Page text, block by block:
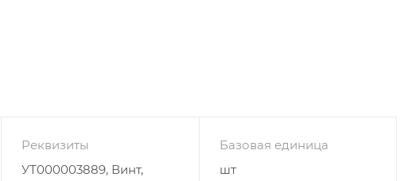
Реквизиты
УТ000003889, Винт,
Базовая единица
шт